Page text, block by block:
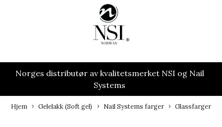
Norges distributør av kvalitetsmerket NSI og Nail
Systems
Hjem Gelelakk (Soft gel) Nail Systems farger Glassfarger